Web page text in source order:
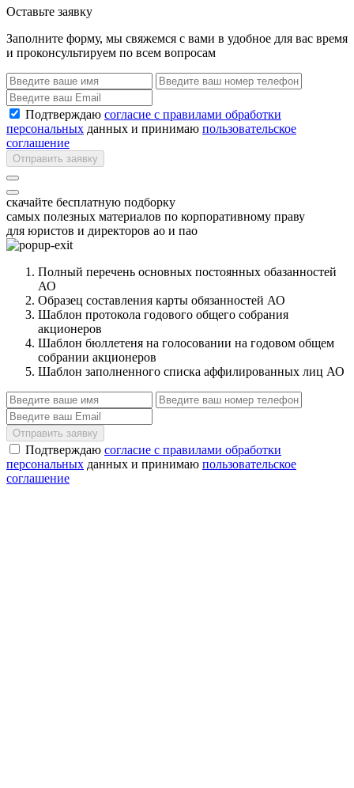
Оставьте заявку
Заполните форму, мы свяжемся с вами в удобное для вас время
и проконсультируем по всем вопросам
Подтверждаю согласие с правилами обработки
персональных данных и принимаю пользовательское
соглашение
Отправить заявку
скачайте бесплатную подборку
самых полезных материалов по корпоративному праву
для юристов и директоров ао и пао
Полный перечень основных постоянных обазанностей
АО
Образец составления карты обязанностей АО
Шаблон протокола годового общего собрания
акционеров
Шаблон бюллетеня на голосовании на годовом общем
собрании акционеров
Шаблон заполненного списка аффилированных лиц АО
Отправить заявку
Подтверждаю согласие с правилами обработки
персональных данных и принимаю пользовательское
соглашение